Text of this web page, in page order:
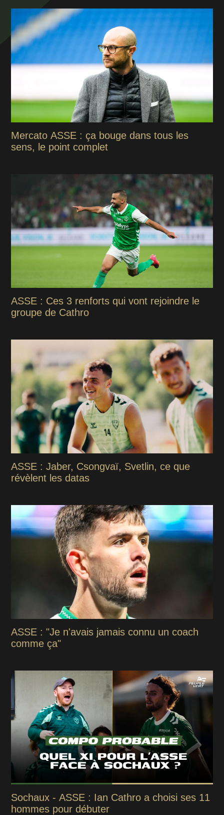
Mercato ASSE : ça bouge dans tous les
sens, le point complet
ASSE : Ces 3 renforts qui vont rejoindre le
groupe de Cathro
ASSE : Jaber, Csongvaï, Svetlin, ce que
révèlent les datas
ASSE : "Je n'avais jamais connu un coach
comme ça"
Sochaux - ASSE : Ian Cathro a choisi ses 11
hommes pour débuter